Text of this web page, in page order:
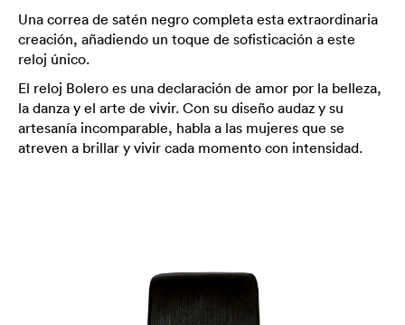
Una correa de satén negro completa esta extraordinaria
creación, añadiendo un toque de sofisticación a este
reloj único.
El reloj Bolero es una declaración de amor por la belleza,
la danza y el arte de vivir. Con su diseño audaz y su
artesanía incomparable, habla a las mujeres que se
atreven a brillar y vivir cada momento con intensidad.